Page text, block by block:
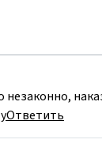
Ответить